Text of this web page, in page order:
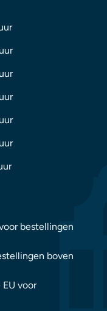
bestellingen
boven
voor